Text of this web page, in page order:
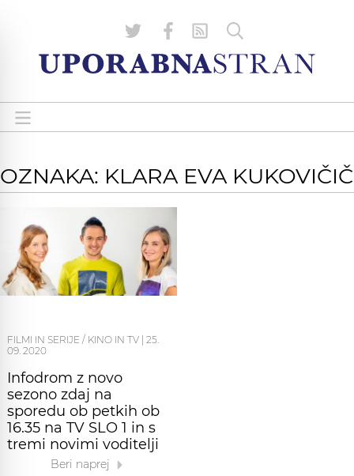
OZNAKA: KLARA EVA KUKOVIČIČ
FILMI IN SERIJE / KINO IN TV 25.
09. 2020
Infodrom z novo
sezono zdaj na
sporedu ob petkih ob
16.35 na TV SLO 1 in s
tremi novimi voditelji
Beri naprej